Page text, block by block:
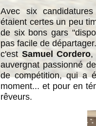
Avec six
étaient certes un peu
de six bons gars
pas facile de
c'est Samuel Cordero
auvergnat passionné
de compétition, qui a
moment... et pour en
rêveurs.